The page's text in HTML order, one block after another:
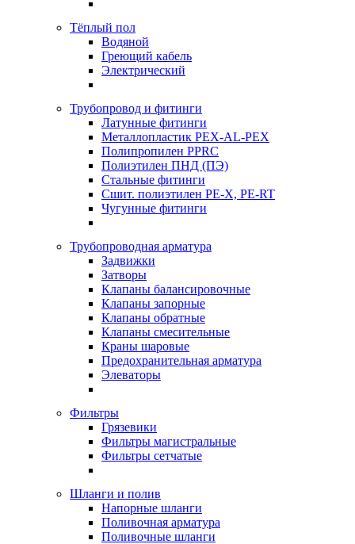
Тёплый пол
Водяной
Греющий кабель
Электрический
Трубопровод и фитинги
Латунные фитинги
Металлопластик PEX-AL-PEX
Полипропилен PPRC
Полиэтилен ПНД (ПЭ)
Стальные фитинги
Сшит. полиэтилен PE-X, PE-RT
Чугунные фитинги
Трубопроводная арматура
Задвижки
Затворы
Клапаны балансировочные
Клапаны запорные
Клапаны обратные
Клапаны смесительные
Краны шаровые
Предохранительная арматура
Элеваторы
Фильтры
Грязевики
Фильтры магистральные
Фильтры сетчатые
Шланги и полив
Напорные шланги
Поливочная арматура
Поливочные шланги